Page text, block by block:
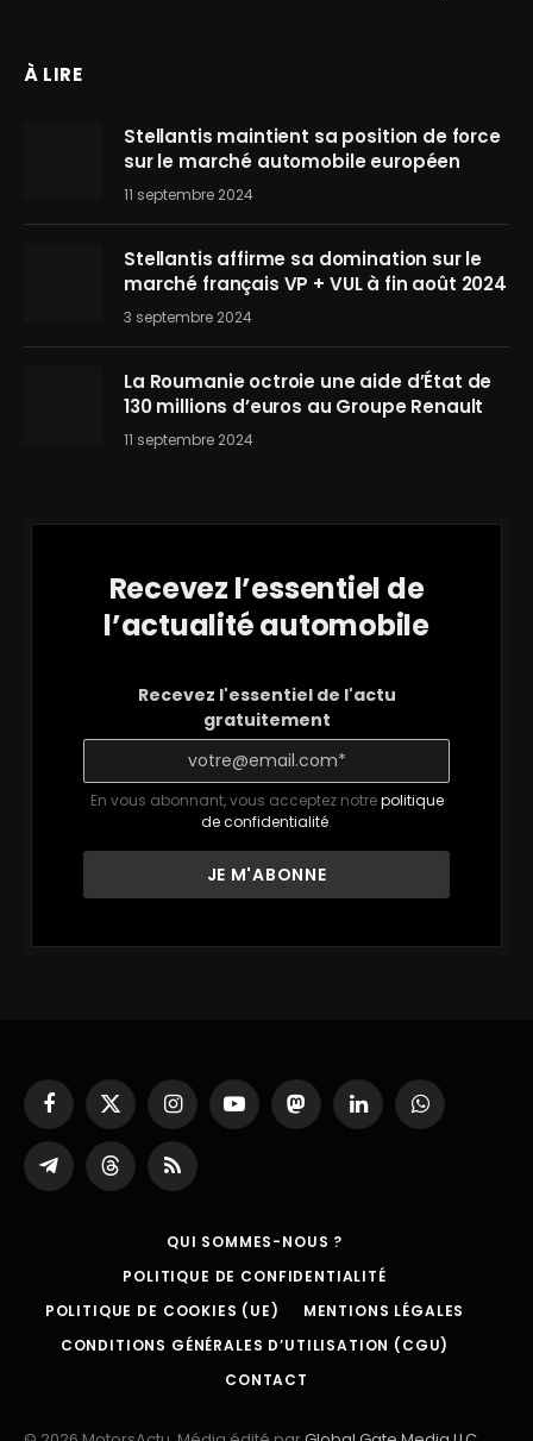
À LIRE
Stellantis maintient sa position de force
sur le marché automobile européen
11 septembre 2024
Stellantis affirme sa domination sur le
marché français VP + VUL à fin août 2024
3 septembre 2024
La Roumanie octroie une aide d’État de
130 millions d’euros au Groupe Renault
11 septembre 2024
Recevez l’essentiel de
l’actualité automobile
Recevez l'essentiel de l'actu
gratuitement
En vous abonnant, vous acceptez notrepolitique
de confidentialité.
Facebook
X
(Twitter)
InstagramYouTubeMastodonLinkedInWhatsApp
Partager
sur
ThreadsRSS
QUI SOMMES-NOUS ?
POLITIQUE DE CONFIDENTIALITÉ
POLITIQUE DE COOKIES (UE)
MENTIONS LÉGALES
CONDITIONS GÉNÉRALES D’UTILISATION (CGU)
CONTACT